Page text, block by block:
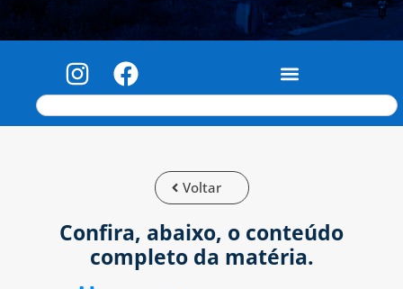
Voltar
Confira, abaixo, o conteúdo
completo da matéria.